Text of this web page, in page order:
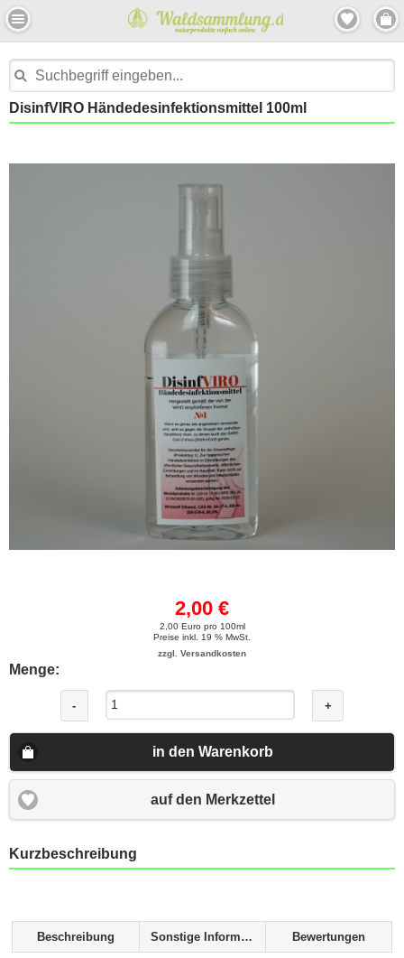
DisinfVIRO Händedesinfektionsmittel 100ml
2,00 €
2,00 Euro pro 100ml
Preise inkl. 19 % MwSt.
zzgl. Versandkosten
Menge:
- +
in den Warenkorb
auf den Merkzettel
Kurzbeschreibung
Beschreibung Sonstige Informationen Bewertungen